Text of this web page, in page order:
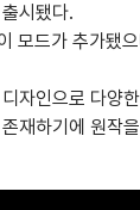
시됐다.
모드가 추가됐
자인으로 다양
재하기에 원작